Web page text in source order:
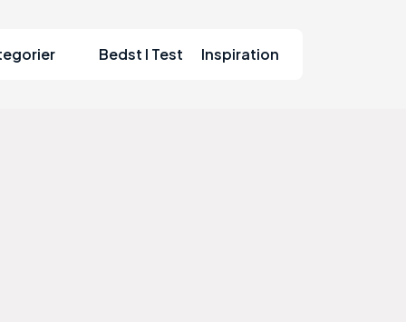
Bedst I Test Inspiration